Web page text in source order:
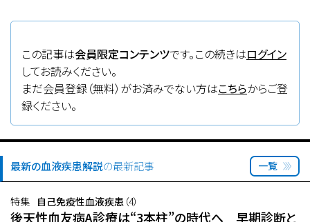
この記事は会員限定コンテンツです。この続きはログイン
してお読みください。
まだ会員登録（無料）がお済みでない方はこちらからご登
録ください。
最新の血液疾患解説の最新記事 一覧
特集 自己免疫性血液疾患 （4）
後天性血友病A診療は“3本柱”の時代へ 早期診断と